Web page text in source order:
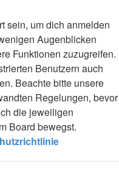
sein, um dich anmelden
Augenblicken
Funktionen zuzugreifen.
Benutzern auch
Beachte bitte unsere
Regelungen, bevor
die jeweiligen
Board bewegst.